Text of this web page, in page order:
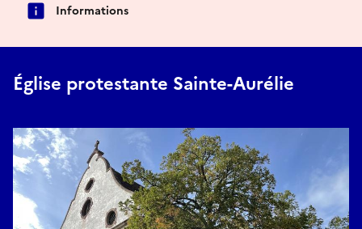
Informations
Église protestante Sainte-Aurélie